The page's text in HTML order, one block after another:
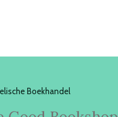
Boekhandel